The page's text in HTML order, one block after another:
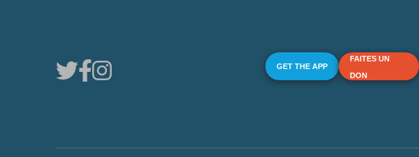
GET THE APP
FAITES UN
DON